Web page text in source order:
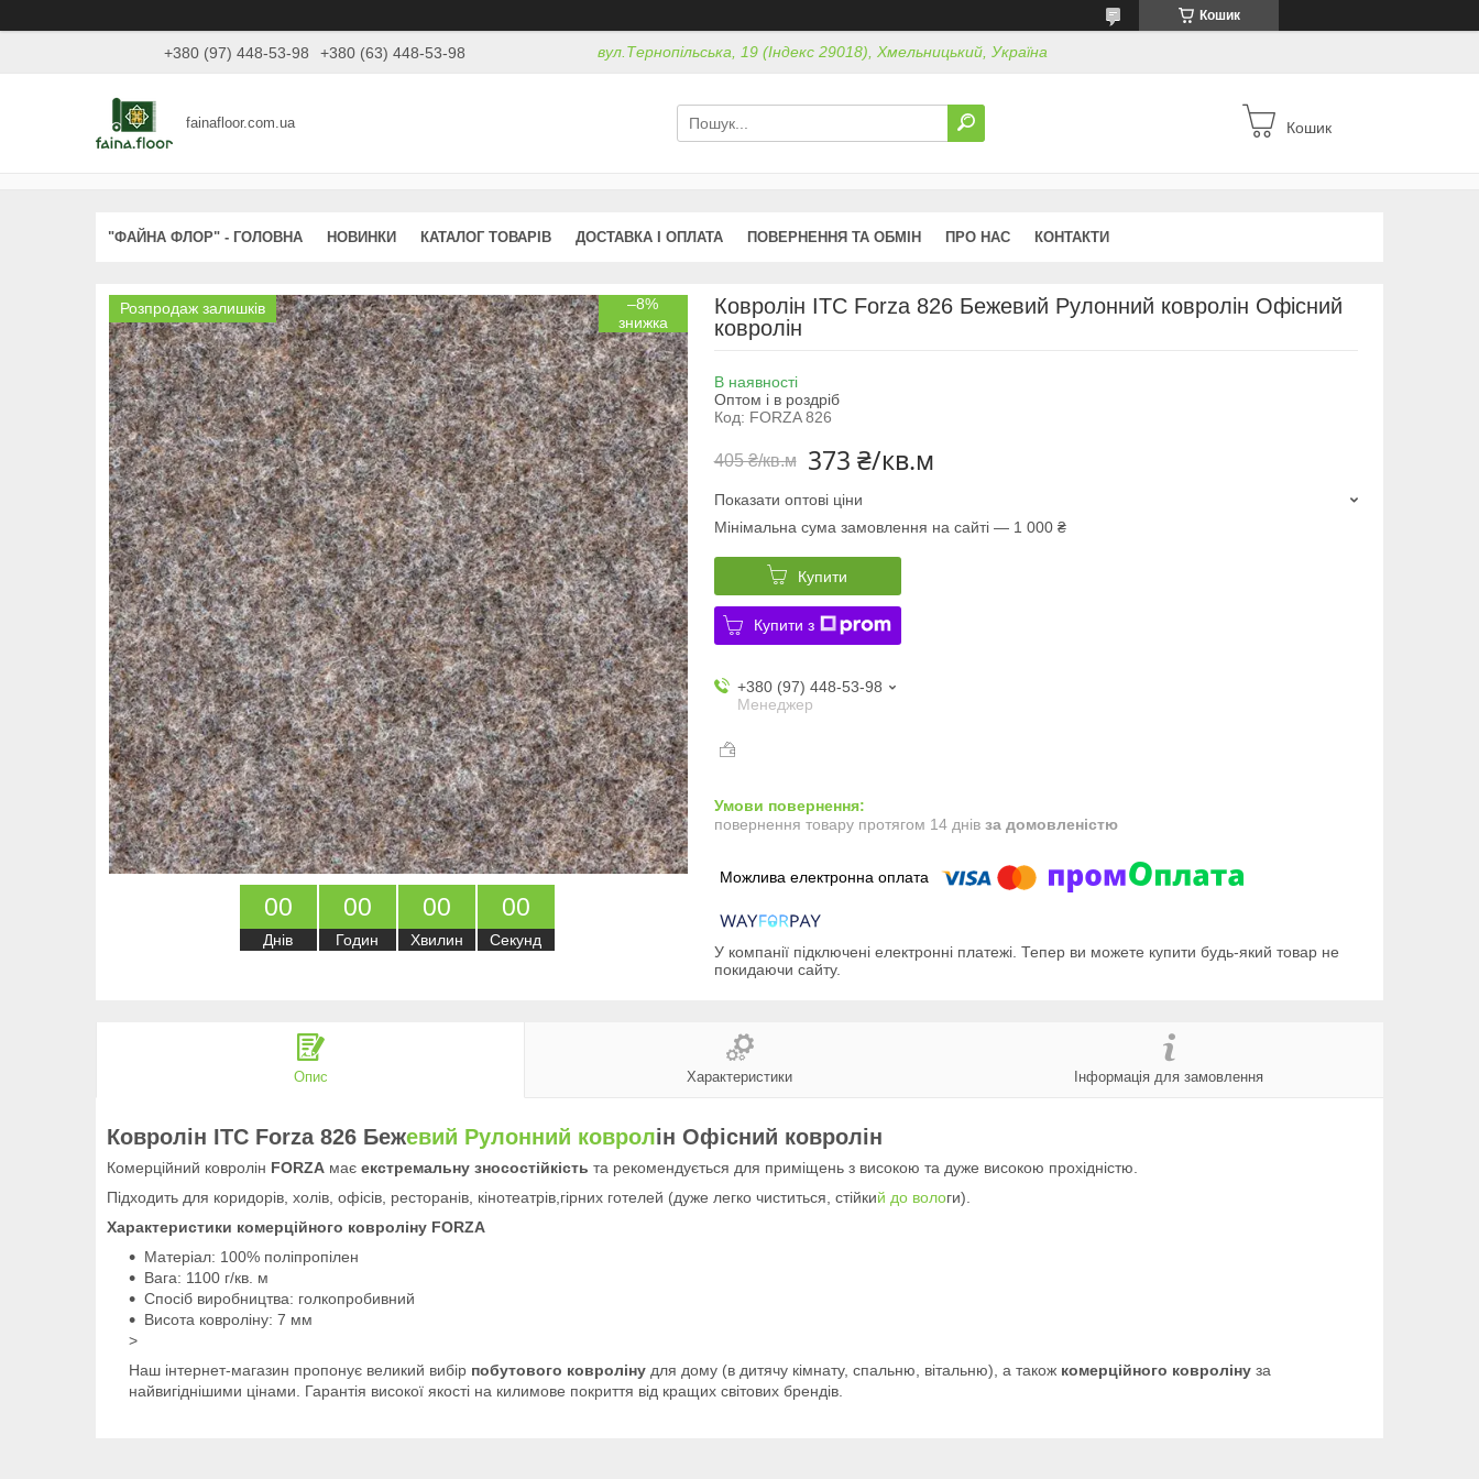
Кошик
+380 (97) 448-53-98 +380 (63) 448-53-98 вул.Тернопільська, 19 (Індекс 29018), Хмельницький, Україна
fainafloor.com.ua Кошик
"ФАЙНА ФЛОР" - ГОЛОВНА НОВИНКИ КАТАЛОГ ТОВАРІВ ДОСТАВКА І ОПЛАТА ПОВЕРНЕННЯ ТА ОБМІН ПРО НАС КОНТАКТИ
Розпродаж залишків –8%
00
Днів
00
Годин
00
Хвилин
00
Секунд
Ковролін ITC Forza 826 Бежевий Рулонний ковролін Офісний
ковролін
В наявності
Оптом і в роздріб
Код: FORZA 826
405 ₴/кв.м 373 ₴/кв.м
Показати оптові ціни
Мінімальна сума замовлення на сайті — 1 000 ₴
Купити
Купити з
+380 (97) 448-53-98
Менеджер
повернення товару протягом 14 днів за домовленістю
У компанії підключені електронні платежі. Тепер ви можете купити будь-який товар не
покидаючи сайту.
Опис Характеристики Інформація для замовлення
Ковролін ITC Forza 826 Бежевий Рулонний ковролін Офісний ковролін
Комерційний ковролін FORZA має екстремальну зносостійкість та рекомендується для приміщень з високою та дуже високою прохідністю.
Підходить для коридорів, холів, офісів, ресторанів, кінотеатрів,гірних готелей (дуже легко чиститься, стійкий до вологи).
Характеристики комерційного ковроліну FORZA
Матеріал: 100% поліпропілен
Вага: 1100 г/кв. м
Спосіб виробництва: голкопробивний
Висота ковроліну: 7 мм
>
Наш інтернет-магазин пропонує великий вибір побутового ковроліну для дому (в дитячу кімнату, спальню, вітальню), а також комерційного ковроліну за
найвигіднішими цінами. Гарантія високої якості на килимове покриття від кращих світових брендів.